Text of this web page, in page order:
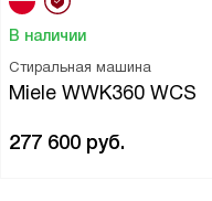
В наличии
Стиральная машина
Miele WWK360 WCS
277 600 руб.